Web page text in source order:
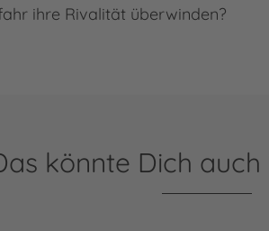
ihre Rivalität überwinden?
könnte Dich